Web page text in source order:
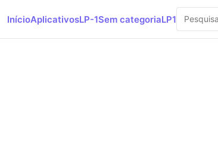
InícioAplicativosLP-1Sem categoriaLP1